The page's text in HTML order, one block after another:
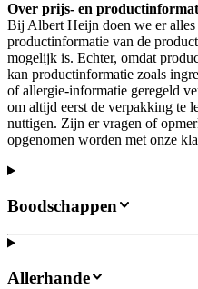
Over prijs- en
Bij Albert Heijn doen we er alles
productinformatie van de
mogelijk is. Echter, omdat
kan productinformatie zoals
of allergie-informatie geregeld
om altijd eerst de verpakking te
nuttigen. Zijn er vragen of
opgenomen worden met onze
Boodschappen
Allerhande